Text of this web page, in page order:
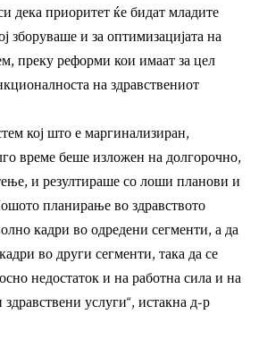
дека приоритет ќе бидат младите
зборуваше и за оптимизацијата на
преку реформи кои имаат за цел
на здравствениот
кој што е маргинализиран,
време беше изложен на долгорочно,
и резултираше со лоши планови и
планирање во здравството
кадри во одредени сегменти, а да
во други сегменти, така да се
недостаток и на работна сила и на
услуги“, истакна д-р